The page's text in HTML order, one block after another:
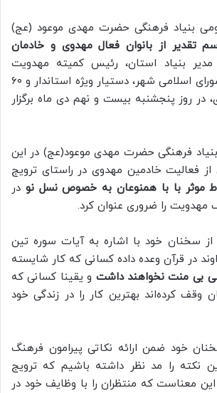
بنیاد فرهنگی حضرت مهدی موعود (عج)
تقدیر از بانوان فعال مهدوی و خادمان
بنیاد استان، رئیس کمیته مهدویت
کمیسیون فرهنگی شورای اسلامی شهر، دستیار ویژه استاندار و ۶۰
در روز پنجشنبه بیست و نهم دی ماه برگزار
فرهنگی حضرت مهدی موعود(عج) در این
فعالیت خادمین مهدوی در راستای ترویج
موثر با با همنوعان به خصوص نسل نو در
مهدویت را ضروری عنوان کرد.
سخنان خود با اشاره به آیات سوره تین
در قرآن وعده داده کسانی که کار شایسته
بی منت نخواهند داشت و یقینا کسانی که
وقف کرده‌اند بهترین کار را در زندگی خود
خود ضمن ارائه نکاتی پیرامون فرهنگ
نکته را مد نظر داشته باشیم که ترویج
معناست که منتظران را با وظایف خود در